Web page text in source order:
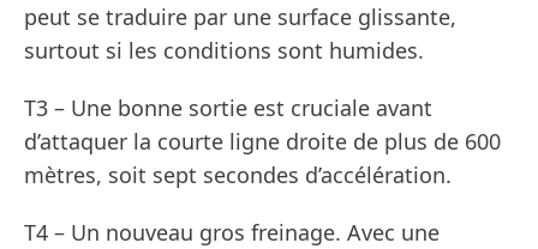
peut se traduire par une surface glissante,
surtout si les conditions sont humides.
T3 – Une bonne sortie est cruciale avant
d’attaquer la courte ligne droite de plus de 600
mètres, soit sept secondes d’accélération.
T4 – Un nouveau gros freinage. Avec une